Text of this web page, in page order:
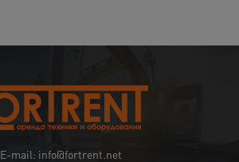
E-mail: info@fortrent.net